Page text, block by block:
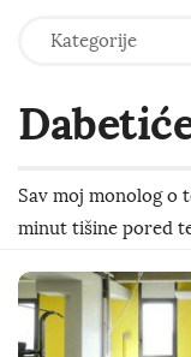
Kategorije
Sav moj monolog o
minut tišine pored